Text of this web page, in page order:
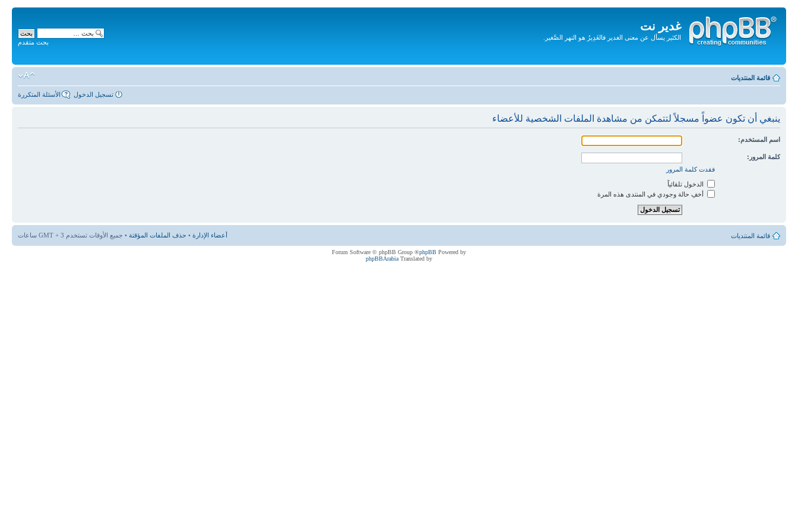
غدير نت
الكثير يسأل عن معنى الغدير فالغَدِيرُ هو النهر الصَّغير.
المحتويات
بحث متقدم
قائمة المنتديات
الأسئلة المتكررة تسجيل الدخول
ينبغي أن تكون عضواً مسجلاً لتتمكن من مشاهدة الملفات الشخصية للأعضاء
اسم المستخدم:
كلمة المرور:
فقدت كلمة المرور
الدخول تلقائياً
أخفِ حالة وجودي في المنتدى هذه المرة
قائمة المنتديات أعضاء الإدارة • حذف الملفات المؤقتة • جميع الأوقات تستخدم GMT + 3 ساعات
Powered by
phpBB
® Forum Software © phpBB Group
Translated by
phpBBArabia